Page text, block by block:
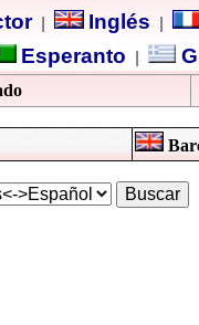
| Inglés
Esperanto